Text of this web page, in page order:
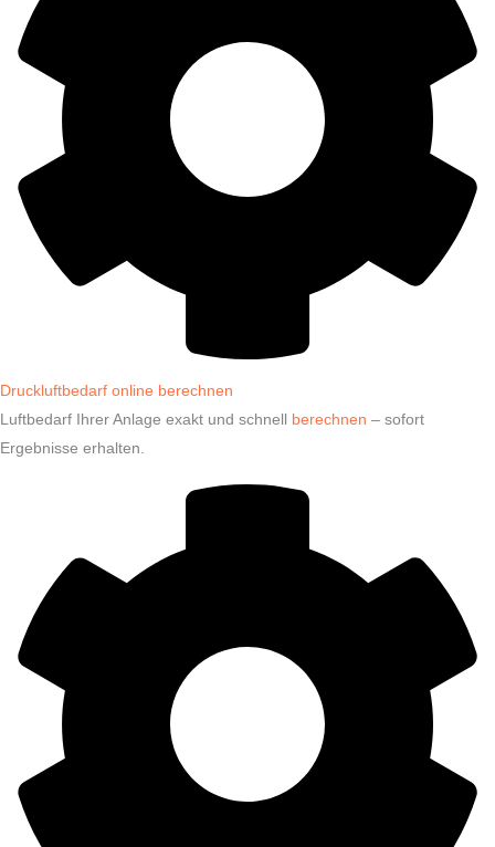
Druckluftbedarf online berechnen
Luftbedarf Ihrer Anlage exakt und schnell berechnen – sofort
Ergebnisse erhalten.